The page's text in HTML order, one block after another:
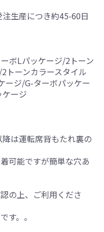
生産につき約45-60日
ボLパッケージ/2トーン
トーンカラースタイル
ージ/G-ターボパッケー
ージ
は運転席背もたれ裏の
可能ですが簡単な穴あ
の上、ご利用くださ
す。。